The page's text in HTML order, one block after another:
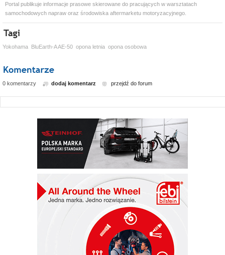
Portal publikuje informacje prasowe skierowane do pracujących w warsztatach
samochodowych napraw oraz środowiska aftermarketu motoryzacyjnego.
Yokohama BluEarth-A AE-50 opona letnia opona osobowa
0 komentarzy dodaj komentarz przejdź do forum